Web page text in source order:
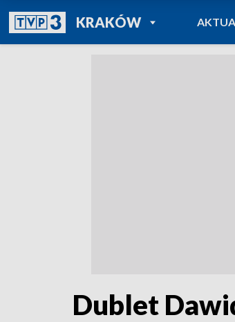
KRAKÓWPOWRÓT DO
TVP REGIONY
Dublet